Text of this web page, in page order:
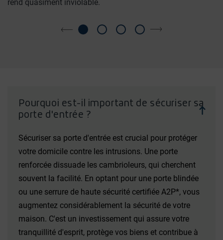
rend quasiment inviolable.
Pourquoi est-il important de sécuriser sa
porte d'entrée ?
Sécuriser sa porte d'entrée est crucial pour protéger
votre domicile contre les intrusions. Une porte
renforcée dissuade les cambrioleurs, qui cherchent
souvent la facilité. En optant pour une porte blindée
ou une serrure de haute sécurité certifiée A2P*, vous
augmentez considérablement la sécurité de votre
maison. C'est un investissement qui assure votre
tranquillité d'esprit, protège vos biens et contribue à